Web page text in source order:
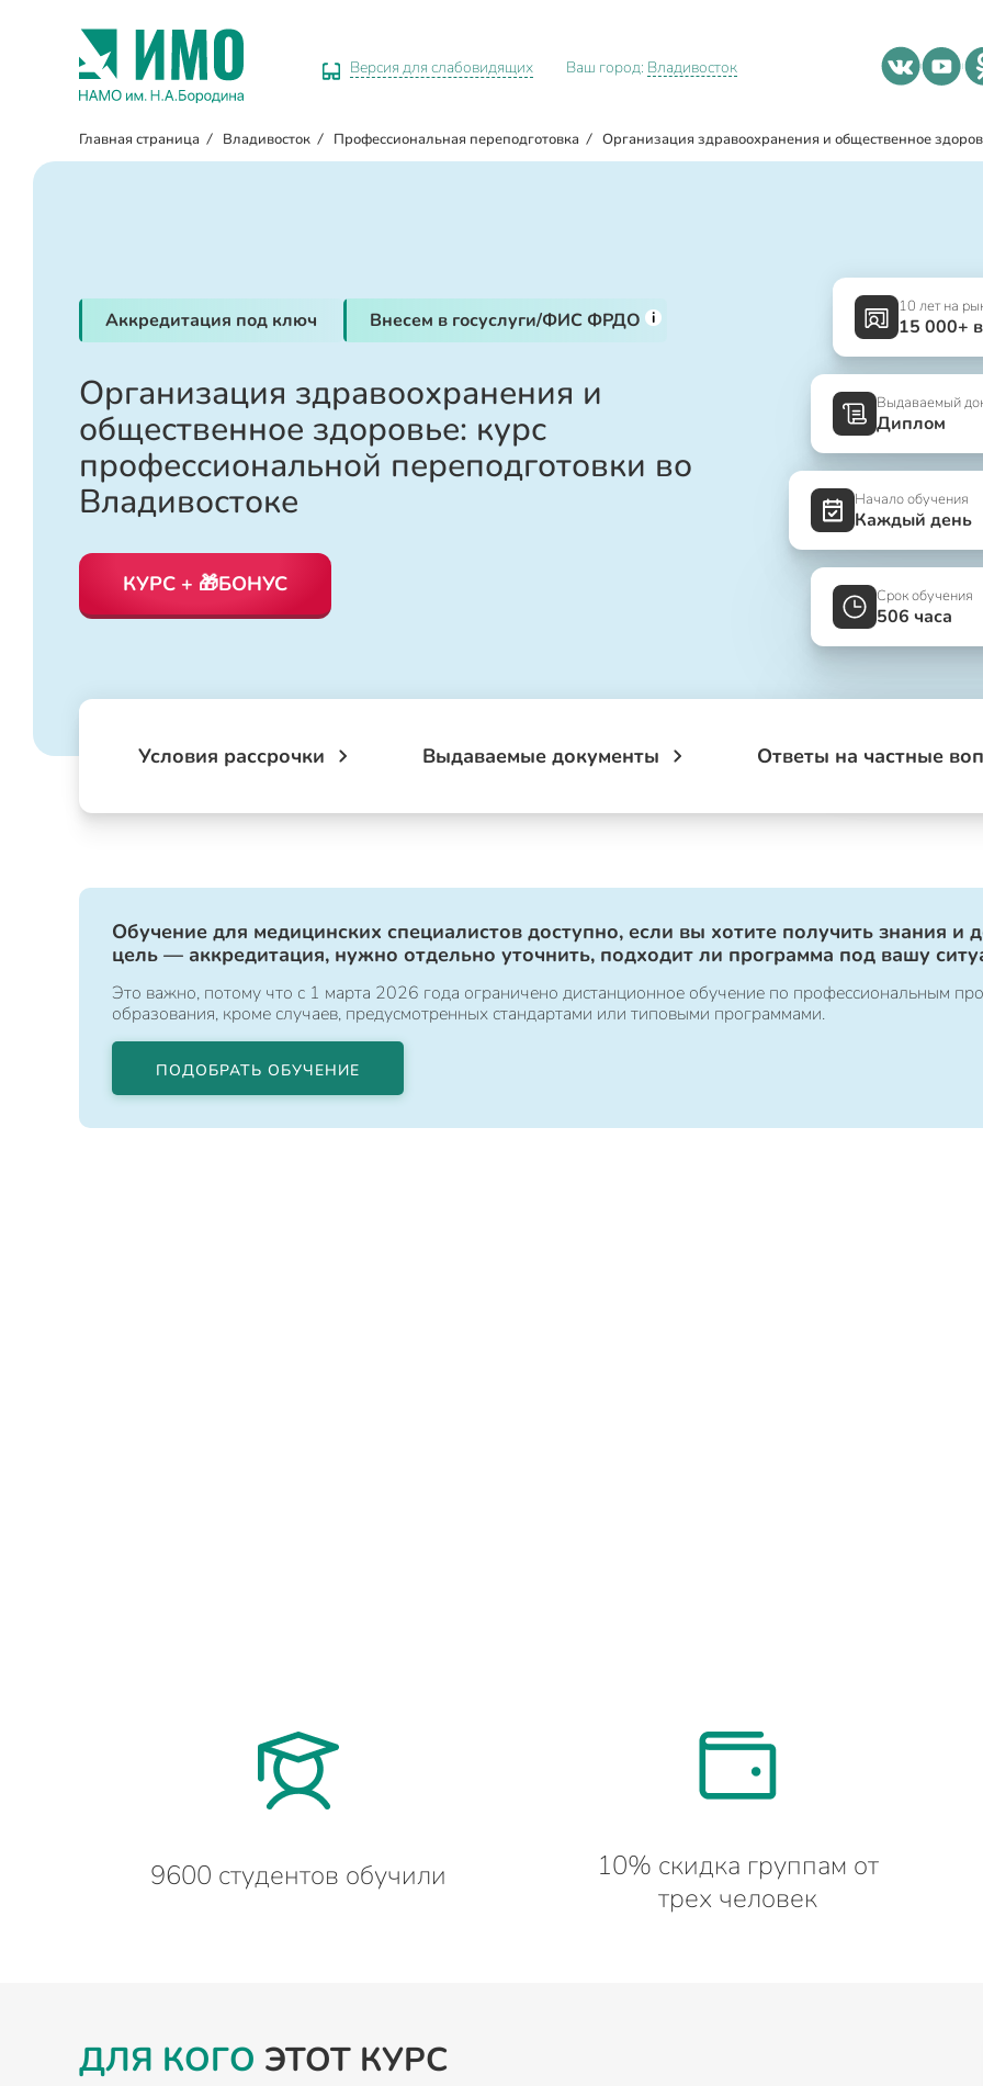
Версия для слабовидящих Ваш город: Владивосток
Главная страница / Владивосток / Профессиональная переподготовка / Организация здравоохранения и общественное
Аккредитация под ключ Внесем в госуслуги/ФИС ФРДО i
Организация здравоохранения и
общественное здоровье: курс
профессиональной переподготовки во
Владивостоке
КУРС + 🎁БОНУС
10 лет на
15 000+
Выдаваемый
Диплом
Начало обучения
Каждый день
Срок обучения
506 часа
Условия рассрочки Выдаваемые документы Ответы на частные
Обучение для медицинских специалистов доступно, если вы хотите получить знания и
цель — аккредитация, нужно отдельно уточнить, подходит ли программа под вашу
Это важно, потому что с 1 марта 2026 года ограничено дистанционное обучение по профессиональным
образования, кроме случаев, предусмотренных стандартами или типовыми программами.
ПОДОБРАТЬ ОБУЧЕНИЕ
9600 студентов обучили
10% скидка группам от
трех человек
ДЛЯ КОГО ЭТОТ КУРС